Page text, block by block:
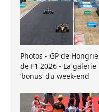
Photos - GP de Hongrie
de F1 2026 - La galerie
’bonus’ du week-end